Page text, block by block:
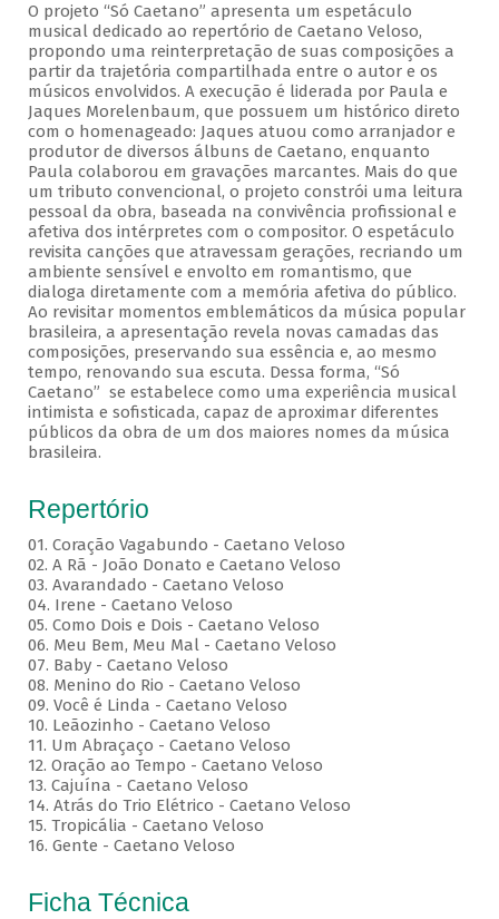
O projeto “Só Caetano” apresenta um espetáculo
musical dedicado ao repertório de Caetano Veloso,
propondo uma reinterpretação de suas composições a
partir da trajetória compartilhada entre o autor e os
músicos envolvidos. A execução é liderada por Paula e
Jaques Morelenbaum, que possuem um histórico direto
com o homenageado: Jaques atuou como arranjador e
produtor de diversos álbuns de Caetano, enquanto
Paula colaborou em gravações marcantes. Mais do que
um tributo convencional, o projeto constrói uma leitura
pessoal da obra, baseada na convivência profissional e
afetiva dos intérpretes com o compositor. O espetáculo
revisita canções que atravessam gerações, recriando um
ambiente sensível e envolto em romantismo, que
dialoga diretamente com a memória afetiva do público.
Ao revisitar momentos emblemáticos da música popular
brasileira, a apresentação revela novas camadas das
composições, preservando sua essência e, ao mesmo
tempo, renovando sua escuta. Dessa forma, “Só
Caetano” se estabelece como uma experiência musical
intimista e sofisticada, capaz de aproximar diferentes
públicos da obra de um dos maiores nomes da música
brasileira.
Repertório
01. Coração Vagabundo - Caetano Veloso
02. A Rã - João Donato e Caetano Veloso
03. Avarandado - Caetano Veloso
04. Irene - Caetano Veloso
05. Como Dois e Dois - Caetano Veloso
06. Meu Bem, Meu Mal - Caetano Veloso
07. Baby - Caetano Veloso
08. Menino do Rio - Caetano Veloso
09. Você é Linda - Caetano Veloso
10. Leãozinho - Caetano Veloso
11. Um Abraçaço - Caetano Veloso
12. Oração ao Tempo - Caetano Veloso
13. Cajuína - Caetano Veloso
14. Atrás do Trio Elétrico - Caetano Veloso
15. Tropicália - Caetano Veloso
16. Gente - Caetano Veloso
Ficha Técnica